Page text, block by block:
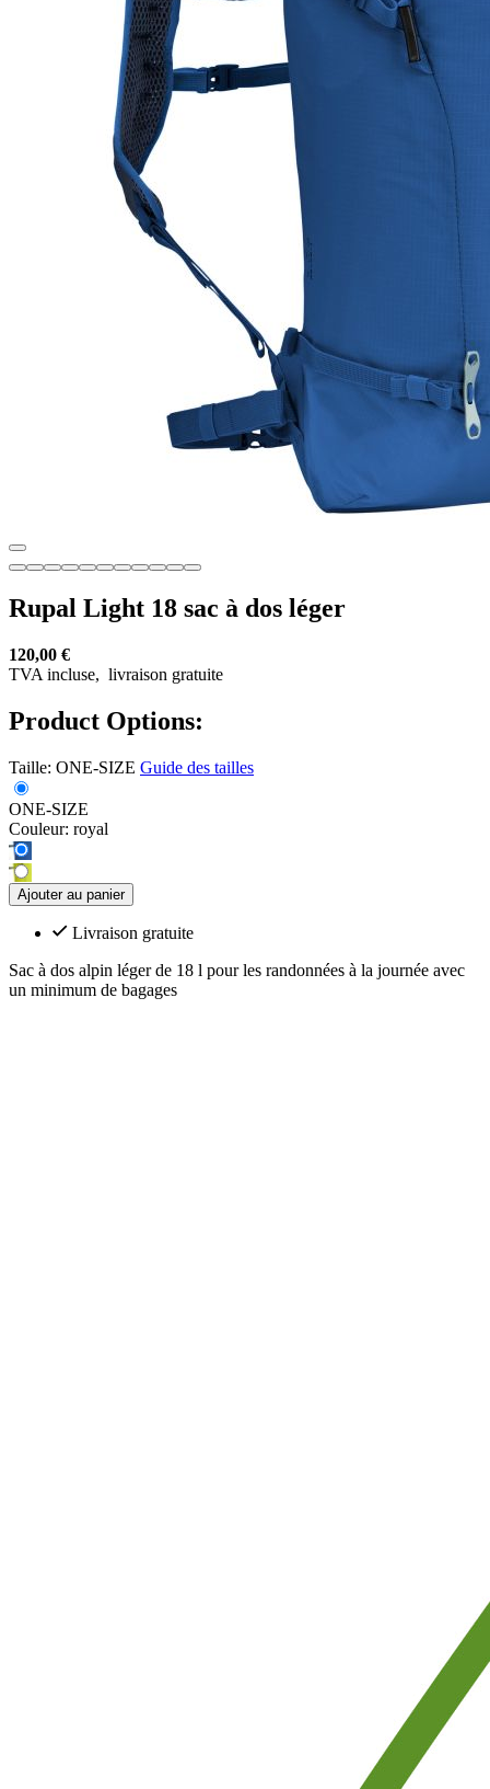
Rupal Light 18 sac à dos léger
120,00 €
TVA incluse, livraison gratuite
Product Options:
Taille: ONE-SIZE Guide des tailles
ONE-SIZE
Couleur: royal
Ajouter au panier
Livraison gratuite
Sac à dos alpin léger de 18 l pour les randonnées à la journée avec
un minimum de bagages